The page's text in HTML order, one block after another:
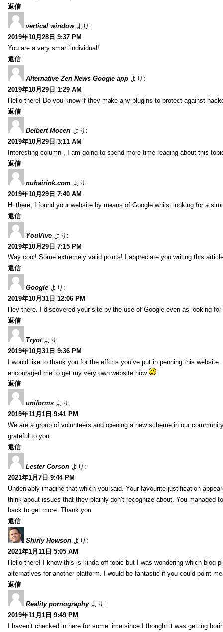
返信
vertical window より:
2019年10月28日 9:37 PM
You are a very smart individual!
返信
Alternative Zen News Google app より:
2019年10月29日 1:29 AM
Hello there! Do you know if they make any plugins to protect against
返信
Delbert Moceri より:
2019年10月29日 3:11 AM
Interesting column , I am going to spend more time reading about this
返信
nuhairink.com より:
2019年10月29日 7:40 AM
Hi there, I found your website by means of Google whilst looking for a
返信
YouVive より:
2019年10月29日 7:15 PM
Way cool! Some extremely valid points! I appreciate you writing this
返信
Google より:
2019年10月31日 12:06 PM
Hey there. I discovered your site by the use of Google even as looking
返信
Tryot より:
2019年10月31日 9:36 PM
I would like to thank you for the efforts you’ve put in penning this
encouraged me to get my very own website now
返信
uniforms より:
2019年11月1日 9:41 PM
We are a group of volunteers and opening a new scheme in our
grateful to you.
返信
Lester Corson より:
2021年1月7日 9:44 PM
Undeniably imagine that which you said. Your favourite justification
think about issues that they plainly don’t recognize about. You
back to get more. Thank you
返信
Shirly Howson より:
2021年1月11日 5:05 AM
Hello there! I know this is kinda off topic but I was wondering which blog
alternatives for another platform. I would be fantastic if you could point
返信
Reality pornography より:
2019年11月1日 9:49 PM
I haven’t checked in here for some time since I thought it was getting